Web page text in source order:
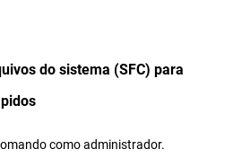
do sistema (SFC) para
como administrador.